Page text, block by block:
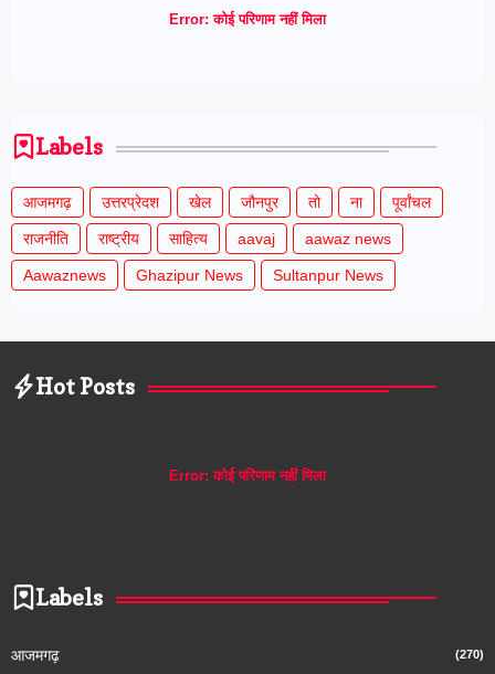
Error: कोई परिणाम नहीं मिला
Labels
आजमगढ़ उत्तरप्रेदश खेल जौनपुर तो ना पूर्वांचल
राजनीति राष्ट्रीय साहित्य aavaj aawaz news
Aawaznews Ghazipur News Sultanpur News
Hot Posts
Error: कोई परिणाम नहीं मिला
Labels
आजमगढ़ (270)